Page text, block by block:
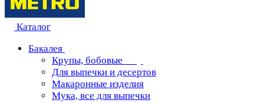
Каталог
Бакалея
Крупы, бобовые
Для выпечки и десертов
Макаронные изделия
Мука, все для выпечки